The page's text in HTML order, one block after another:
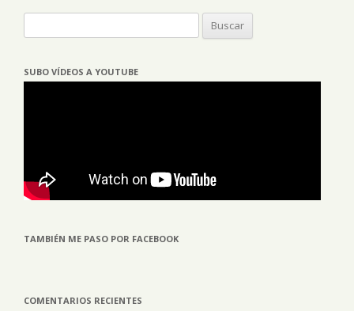
SUBO VÍDEOS A YOUTUBE
TAMBIÉN ME PASO POR FACEBOOK
COMENTARIOS RECIENTES